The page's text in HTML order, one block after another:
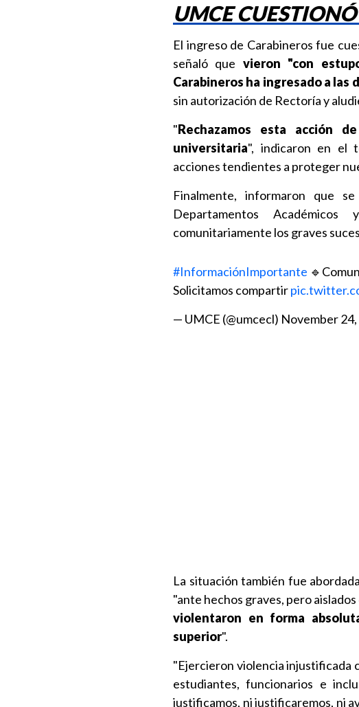
UMCE
El ingreso de Carabineros fue
señaló que vieron "con
Carabineros ha ingresado a las
sin autorización de Rectoría y
"Rechazamos esta acción
universitaria", indicaron en el
acciones tendientes a proteger
Finalmente, informaron que
Departamentos
comunitariamente los graves
#InformaciónImportante
Solicitamos compartir
— UMCE (@umcecl) November
La situación también fue
"ante hechos graves, pero
violentaron en forma
superior".
"Ejercieron violencia injustificada
estudiantes, funcionarios e
justificamos, ni justificaremos, ni